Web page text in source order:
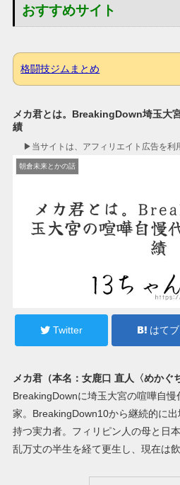
おすすめサイト
格闘技ジムまとめ
メカ君とは。BreakingDown埼玉大
績
▶︎当サイトは、アフィリエイト広告を利
朝倉未来とかの話
Twitter はてブ
メカ君（本名：女鹿口 直人〈めかぐ
BreakingDownに埼玉大宮の喧嘩自慢
家。BreakingDown10から継続的に
持つ実力者。フィリピン人の母と日
乱万丈の半生を経て更生し、現在は